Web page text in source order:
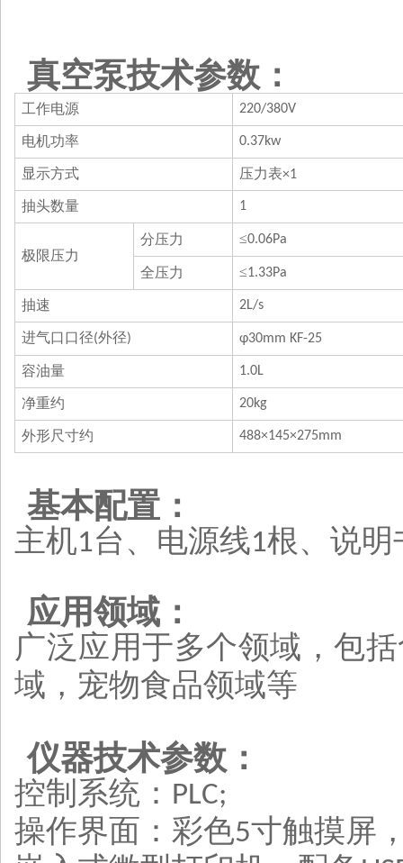
真空泵技术参数：
工作电源 220/380V
电机功率 0.37kw
显示方式 压力表×1
抽头数量 1
极限压力
分压力 ≤0.06Pa
全压力 ≤1.33Pa
抽速 2L/s
进气口口径(外径) φ30mm KF-25
容油量 1.0L
净重约 20kg
外形尺寸约 488×145×275mm
基本配置：
主机1台、电源线1根、说明
应用领域：
广泛应用于多个领域，包
域 ， 宠物食品领域等
仪器技术参数：
控制系统： PLC;
操作界面：彩色5寸触摸屏